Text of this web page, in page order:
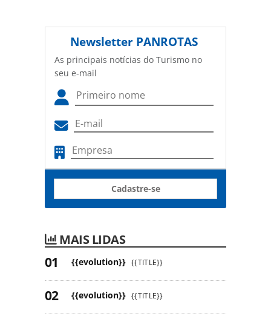
Newsletter PANROTAS
As principais notícias do Turismo no
seu e-mail
Cadastre-se
MAIS LIDAS
{{evolution}} {{TITLE}}
{{evolution}} {{TITLE}}